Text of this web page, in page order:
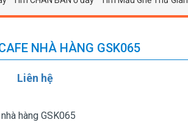
NHÀ HÀNG GSK065
Liên hệ
hàng GSK065